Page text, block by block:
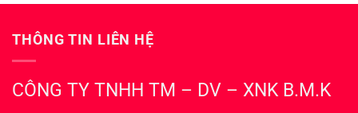
THÔNG TIN LIÊN HỆ
CÔNG TY TNHH TM – DV – XNK B.M.K